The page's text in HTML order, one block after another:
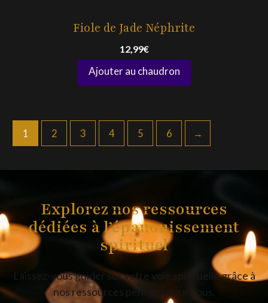
Fiole de Jade Néphrite
12,99€
1 2 3 4 5 6 →
Explorez nos ressources
dédiées à l’épanouissement
spirituel
Laissez-vous guider sur votre voie spirituelle grâce à
nos ressources pensées pour vous.